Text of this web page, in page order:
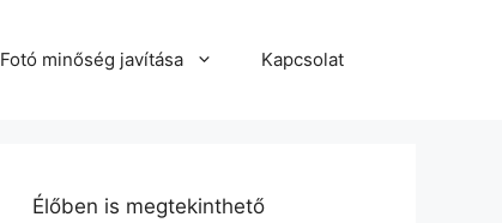
Fotó minőség javítása Kapcsolat
Élőben is megtekinthető